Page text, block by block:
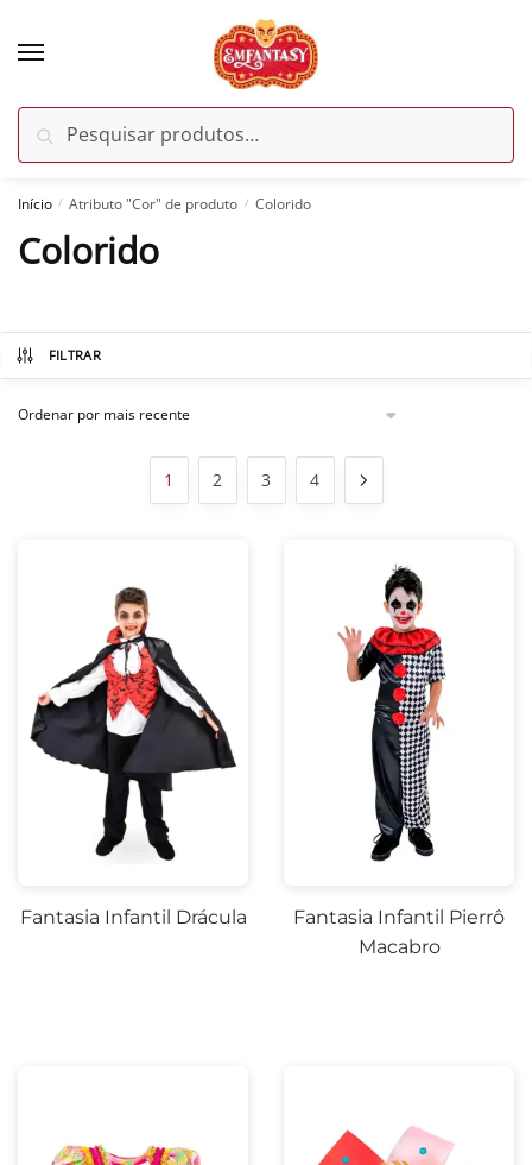
por:
Pesquisar
Início / Atributo "Cor" de produto / Colorido
Colorido
FILTRAR
1 2 3 4
Fantasia Infantil Drácula
Fantasia Infantil Pierrô
Macabro